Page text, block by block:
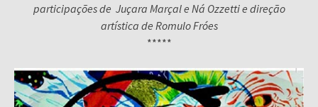
participações de Juçara Marçal e Ná Ozzetti e direção
artística de Romulo Fróes
*****